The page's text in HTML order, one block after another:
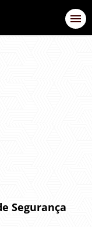
Segurança